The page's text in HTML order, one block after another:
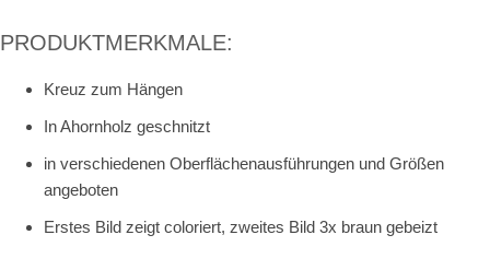
PRODUKTMERKMALE:
Kreuz zum Hängen
In Ahornholz geschnitzt
in verschiedenen Oberflächenausführungen und Größen
angeboten
Erstes Bild zeigt coloriert, zweites Bild 3x braun gebeizt